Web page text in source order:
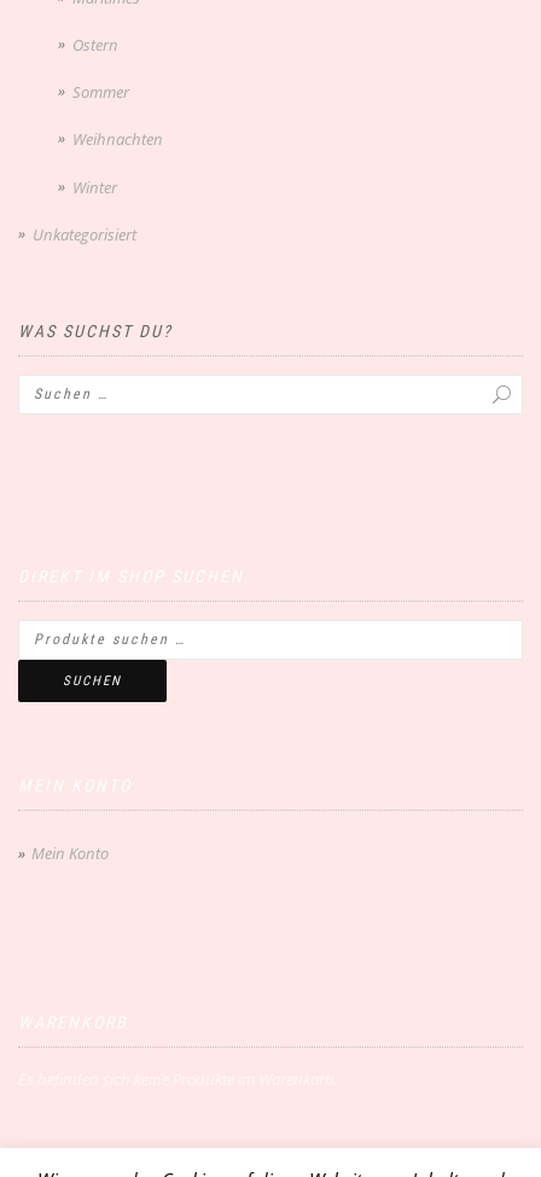
Ostern
Sommer
Weihnachten
Winter
Unkategorisiert
WAS SUCHST DU?
SUCHEN
Mein Konto